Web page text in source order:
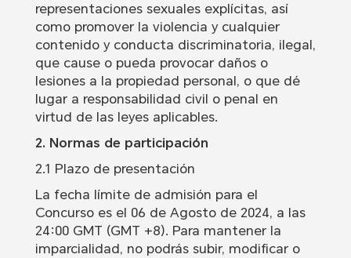
representaciones sexuales explícitas, así
como promover la violencia y cualquier
contenido y conducta discriminatoria, ilegal,
que cause o pueda provocar daños o
lesiones a la propiedad personal, o que dé
lugar a responsabilidad civil o penal en
virtud de las leyes aplicables.
2. Normas de participación
2.1 Plazo de presentación
La fecha límite de admisión para el
Concurso es el 06 de Agosto de 2024, a las
24:00 GMT (GMT +8). Para mantener la
imparcialidad, no podrás subir, modificar o